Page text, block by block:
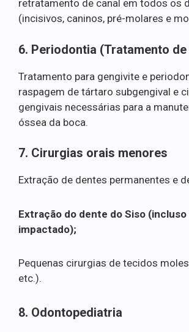
retratamento de canal em todos os
(incisivos, caninos, pré-molares e
6. Periodontia (Tratamento de
Tratamento para gengivite e
raspagem de tártaro subgengival e
gengivais necessárias para a
óssea da boca.
7. Cirurgias orais menores
Extração de dentes permanentes e
Extração do dente do Siso (incluso
impactado);
Pequenas cirurgias de tecidos
etc.).
8. Odontopediatria